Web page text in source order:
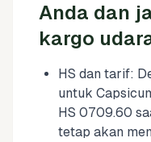
Anda dan
kargo
HS dan tarif:
untuk
HS 0709.60
tetap akan